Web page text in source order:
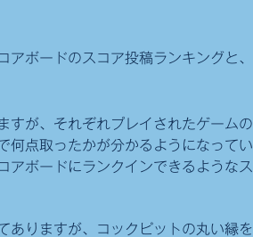
ボードのスコア投稿ランキングと、
すが、それぞれプレイされたゲームの
何点取ったかが分かるようになってい
アボードにランクインできるようなス
ありますが、コックピットの丸い縁を